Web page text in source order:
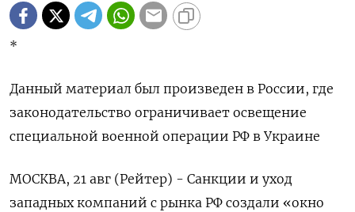
*
Данный материал был произведен в России, где
законодательство ограничивает освещение
специальной военной операции РФ в Украине
МОСКВА, 21 авг (Рейтер) - Санкции и уход
западных компаний с рынка РФ создали «окно